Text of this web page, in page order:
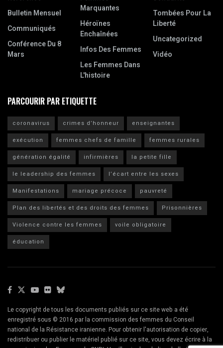
Bulletin Mensuel
Communiqués
Conférence Du 8
Mars
Marquantes
Héroïnes
Enchaînées
Infos Des Femmes
Les Femmes Dans
L'histoire
Tombées Pour La
Liberté
Uncategorized
Vidéo
PARCOURIR PAR ETIQUETTE
coronavirus crimes d’honneur
enseignantes
exécution
femmes chefs de famille
femmes rurales
génération égalité
infirmières
la petite fille
le leadership des femmes
l’écart entre les sexes
Manifestations
mariage précoce
pauvreté
Plan des libertés et des droits des femmes
Prisonnières
Violence contre les femmes
voile obligatoire
éducation
Le copyright de tous les documents publiés sur ce site web a été
enregistré sous © 2016 par la commission des femmes du Conseil
national de la Résistance iranienne. Pour obtenir l'autorisation de copier,
redistribuer ou publier le matériel publié sur ce site, vous devez écrire à la